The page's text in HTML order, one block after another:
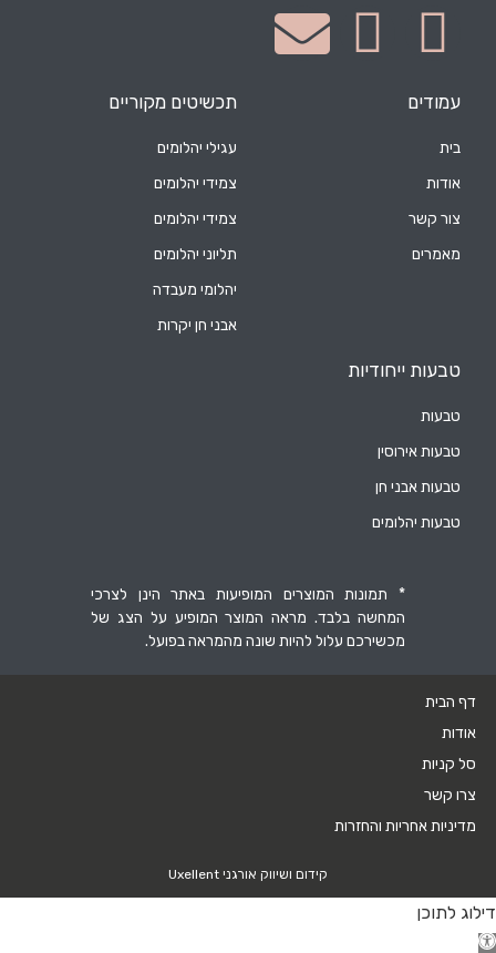
עמודים
בית
אודות
צור קשר
מאמרים
תכשיטים מקוריים
עגילי יהלומים
צמידי יהלומים
צמידי יהלומים
תליוני יהלומים
יהלומי מעבדה
אבני חן יקרות
טבעות ייחודיות
טבעות
טבעות אירוסין
טבעות אבני חן
טבעות יהלומים
* תמונות המוצרים המופיעות באתר הינן לצרכי
המחשה בלבד. מראה המוצר המופיע על הצג של
מכשירכם עלול להיות שונה מהמראה בפועל.
דף הבית
אודות
סל קניות
צרו קשר
מדיניות אחריות והחזרות
קידום ושיווק אורגני Uxellent
דילוג לתוכן
פ